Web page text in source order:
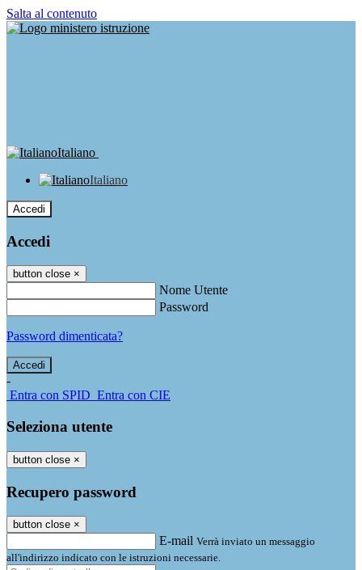
Salta al contenuto
Italiano
Italiano
Accedi
Accedi
button close ×
Nome Utente
Password
Password dimenticata?
-
Entra con SPID Entra con CIE
Seleziona utente
button close ×
Recupero password
button close ×
E-mail Verrà inviato un messaggio
all'indirizzo indicato con le istruzioni necessarie.